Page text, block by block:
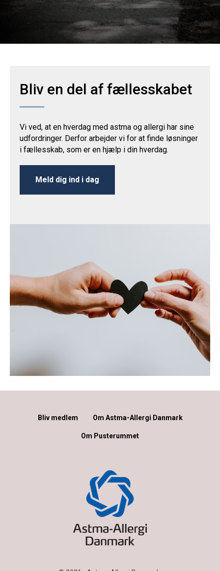
Bliv en del af fællesskabet
Vi ved, at en hverdag med astma og allergi har sine
udfordringer. Derfor arbejder vi for at finde løsninger
i fællesskab, som er en hjælp i din hverdag.
Meld dig ind i dag
Bliv medlem Om Astma-Allergi Danmark
Om Pusterummet